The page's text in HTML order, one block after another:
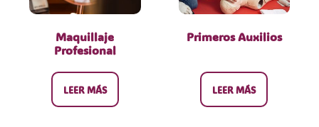
Maquillaje
Profesional
LEER MÁS
Primeros Auxilios
LEER MÁS